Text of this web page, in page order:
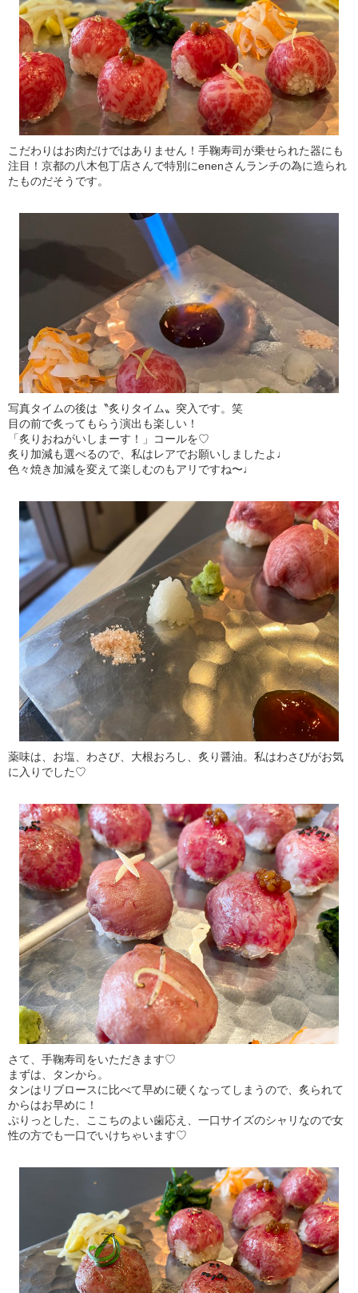
こだわりはお肉だけではありません！手鞠寿司が乗せられた器にも
注目！京都の八木包丁店さんで特別にenenさんランチの為に造られ
たものだそうです。
写真タイムの後は〝炙りタイム〟突入です。笑
目の前で炙ってもらう演出も楽しい！
「炙りおねがいしまーす！」コールを♡
炙り加減も選べるので、私はレアでお願いしましたよ♩
色々焼き加減を変えて楽しむのもアリですね〜♩
薬味は、お塩、わさび、大根おろし、炙り醤油。私はわさびがお気
に入りでした♡
さて、手鞠寿司をいただきます♡
まずは、タンから。
タンはリブロースに比べて早めに硬くなってしまうので、炙られて
からはお早めに！
ぷりっとした、ここちのよい歯応え、一口サイズのシャリなので女
性の方でも一口でいけちゃいます♡